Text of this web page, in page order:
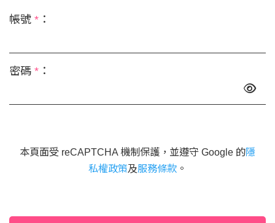
帳號 * ：
密碼 * ：
本頁面受 reCAPTCHA 機制保護，並遵守 Google 的隱
私權政策及服務條款 。